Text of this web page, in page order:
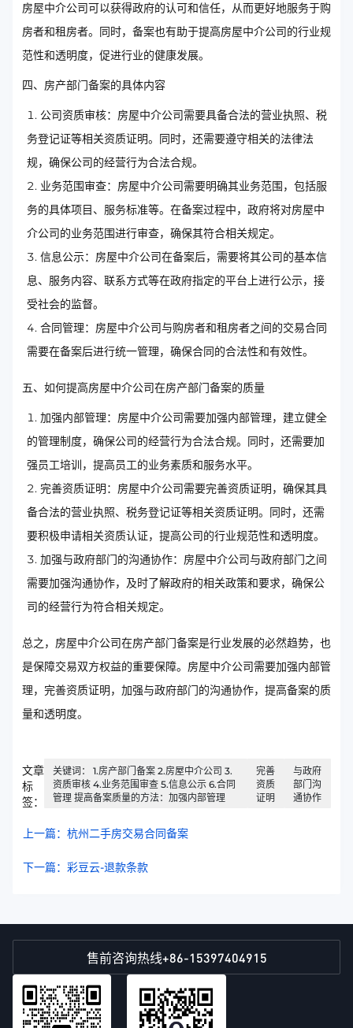
房屋中介公司可以获得政府的认可和信任，从而更好地服务于购
房者和租房者。同时，备案也有助于提高房屋中介公司的行业规
范性和透明度，促进行业的健康发展。
四、房产部门备案的具体内容
公司资质审核：房屋中介公司需要具备合法的营业执照、税
务登记证等相关资质证明。同时，还需要遵守相关的法律法
规，确保公司的经营行为合法合规。
业务范围审查：房屋中介公司需要明确其业务范围，包括服
务的具体项目、服务标准等。在备案过程中，政府将对房屋中
介公司的业务范围进行审查，确保其符合相关规定。
信息公示：房屋中介公司在备案后，需要将其公司的基本信
息、服务内容、联系方式等在政府指定的平台上进行公示，接
受社会的监督。
合同管理：房屋中介公司与购房者和租房者之间的交易合同
需要在备案后进行统一管理，确保合同的合法性和有效性。
五、如何提高房屋中介公司在房产部门备案的质量
加强内部管理：房屋中介公司需要加强内部管理，建立健全
的管理制度，确保公司的经营行为合法合规。同时，还需要加
强员工培训，提高员工的业务素质和服务水平。
完善资质证明：房屋中介公司需要完善资质证明，确保其具
备合法的营业执照、税务登记证等相关资质证明。同时，还需
要积极申请相关资质认证，提高公司的行业规范性和透明度。
加强与政府部门的沟通协作：房屋中介公司与政府部门之间
需要加强沟通协作，及时了解政府的相关政策和要求，确保公
司的经营行为符合相关规定。
总之，房屋中介公司在房产部门备案是行业发展的必然趋势，也
是保障交易双方权益的重要保障。房屋中介公司需要加强内部管
理，完善资质证明，加强与政府部门的沟通协作，提高备案的质
量和透明度。
文章
标
签：
关键词： 1.房产部门备案 2.房屋中介公司 3.
资质审核 4.业务范围审查 5.信息公示 6.合同
管理 提高备案质量的方法：加强内部管理
完善
资质
证明
与政府
部门沟
通协作
上一篇：杭州二手房交易合同备案
下一篇：彩豆云-退款条款
售前咨询热线+86-15397404915